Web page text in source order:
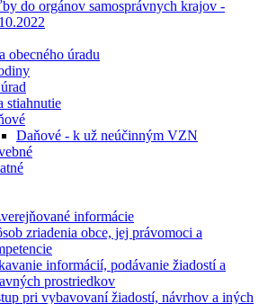
do orgánov samosprávnych krajov -
obecného úradu
stiahnutie
Daňové - k už neúčinným VZN
informácie
zriadenia obce, jej právomoci a
informácií, podávanie žiadostí a
prostriedkov
pri vybavovaní žiadostí, návrhov a iných